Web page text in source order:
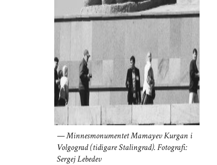
Minnesmonumentet Mamayev Kurgan i
Volgograd (tidigare Stalingrad). Fotografi:
Sergej Lebedev